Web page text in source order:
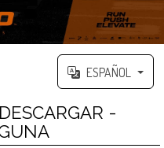
ESPAÑOL
-